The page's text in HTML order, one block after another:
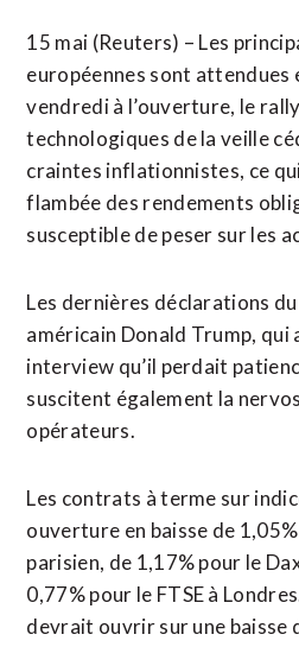
15 mai (Reuters) – Les
européennes sont attendues
vendredi à l’ouverture, le
technologiques de la veille
craintes inflationnistes, ce
flambée des rendements
susceptible de peser sur les
Les dernières déclarations
américain Donald Trump, qui
interview qu’il perdait
suscitent également la
opérateurs.
Les contrats à terme sur
ouverture en baisse de
parisien, de 1,17% pour le
0,77% pour le FTSE à
devrait ouvrir sur une baisse